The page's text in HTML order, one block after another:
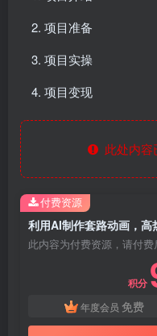
项目准备
项目实操
项目变现
此处内容
利用AI制作套路动画，
此内容为付费资源，请付费
积分
年度会员 免费
付费资源